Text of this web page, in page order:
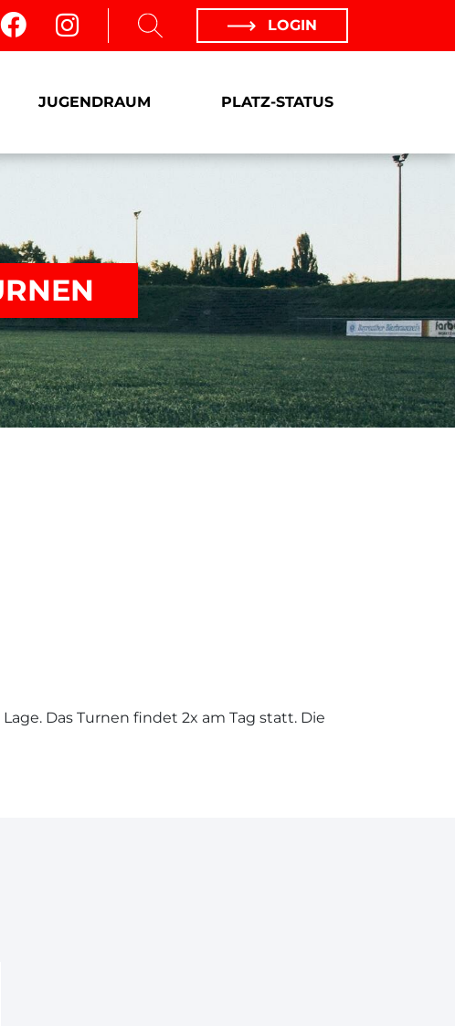
LOGIN
JUGENDRAUM PLATZ-STATUS
Das Turnen findet 2x am Tag statt. Die